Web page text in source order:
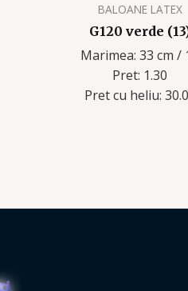
BALOANE LATEX
G120 verde
Marimea: 33 cm /
Pret: 1.30
Pret cu heliu: